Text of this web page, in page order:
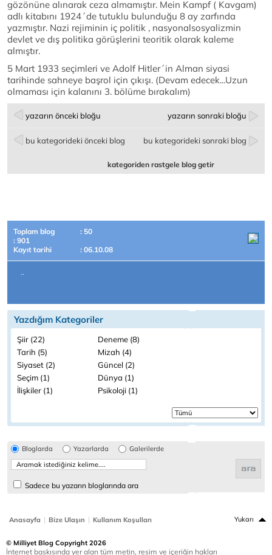
gözönüne alınarak ceza almamıştır. Mein Kampf ( Kavgam)
adlı kitabını 1924´de tutuklu bulunduğu 8 ay zarfında
yazmıştır. Nazi rejiminin iç politik , nasyonalsosyalizmin
devlet ve dış politika görüşlerini teoritik olarak kaleme
almıştır.
5 Mart 1933 seçimleri ve Adolf Hitler´in Alman siyasi
tarihinde sahneye başrol için çıkışı. (Devam edecek...Uzun
olmaması için kalanını 3. bölüme bırakalım)
yazarın önceki bloğu yazarın sonraki bloğu
bu kategorideki önceki blog bu kategorideki sonraki blog
kategoriden rastgele blog getir
Toplam blog
: 50
: 901
Kayıt tarihi
: 06.10.08
..
Yazdığım Kategoriler
Şiir (22)
Deneme (8)
Tarih (5)
Mizah (4)
Siyaset (2)
Güncel (2)
Seçim (1)
Dünya (1)
İlişkiler (1)
Psikoloji (1)
Bloglarda Yazarlarda Galerilerde
Sadece bu yazarın bloglarında ara
Anasayfa | Bize Ulaşın | Kullanım Koşulları Yukarı
© Milliyet Blog Copyright 2026
İnternet baskısında yer alan tüm metin, resim ve içeriğin hakları